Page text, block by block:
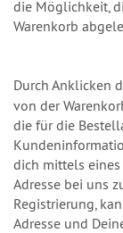
die Möglichkeit,
Warenkorb
Durch Anklicken
von der
die für die
dich mittels
Adresse bei uns
Registrierung,
Adresse und